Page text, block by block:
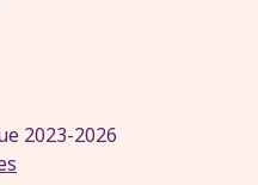
2023-2026